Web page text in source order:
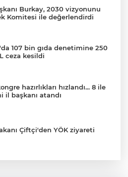
Burkay, 2030 vizyonunu
Komitesi ile değerlendirdi
107 bin gıda denetimine 250
ceza kesildi
hazırlıkları hızlandı... 8 ile
il başkanı atandı
Çiftçi'den YÖK ziyareti